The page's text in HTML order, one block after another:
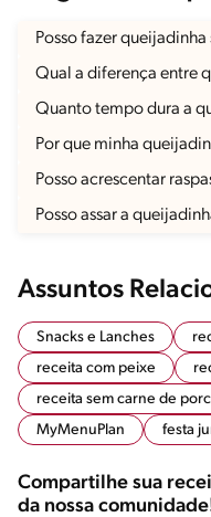
Posso fazer queijadinha
Qual a diferença entre
Quanto tempo dura a
Por que minha
Posso acrescentar
Posso assar a
Assuntos
Snacks e Lanches
receita com peixe
receita sem carne de
MyMenuPlan
festa
Compartilhe sua
da nossa